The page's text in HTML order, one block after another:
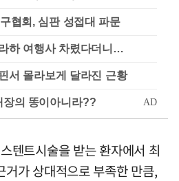
협회, 심판 성접대 파문
하 여행사 차렸다더니…
서 몰라보게 달라진 근황
텐트시술을 받는 환자에서 최
거가 상대적으로 부족한 만큼,